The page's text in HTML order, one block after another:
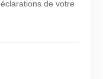
de votre